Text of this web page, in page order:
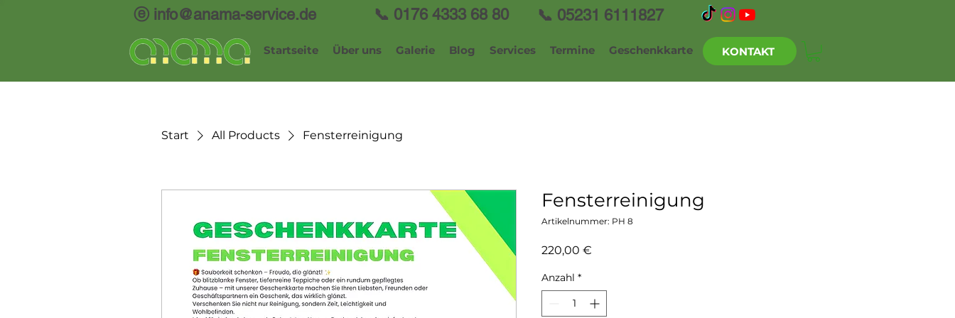
ⓔ info@anama-service.de 📞 05231 6111827
Startseite Über uns Galerie Blog Services Termine Geschenkkarte
📞 0176 4333 68 80
KONTAKT
Start All Products Fensterreinigung
Fensterreinigung
Artikelnummer: PH 8
220,00 €
Anzahl *